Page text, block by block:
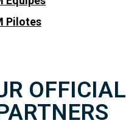
Pilotes
OFFICIAL